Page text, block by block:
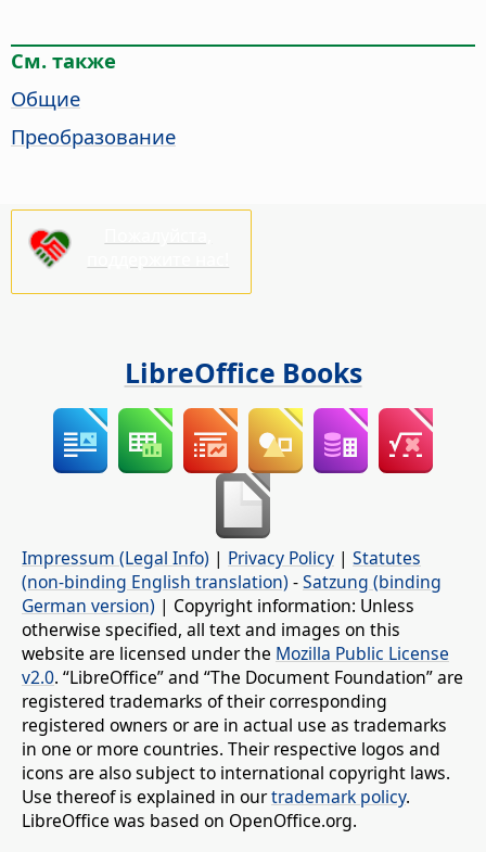
См. также
Общие
Преобразование
LibreOffice Books
Impressum (Legal Info) | Privacy Policy | Statutes
(non-binding English translation) -Satzung (binding
German version) | Copyright information: Unless
otherwise specified, all text and images on this
website are licensed under the Mozilla Public License
v2.0. “LibreOffice” and “The Document Foundation” are
registered trademarks of their corresponding
registered owners or are in actual use as trademarks
in one or more countries. Their respective logos and
icons are also subject to international copyright laws.
Use thereof is explained in ourtrademark policy.
LibreOffice was based on OpenOffice.org.